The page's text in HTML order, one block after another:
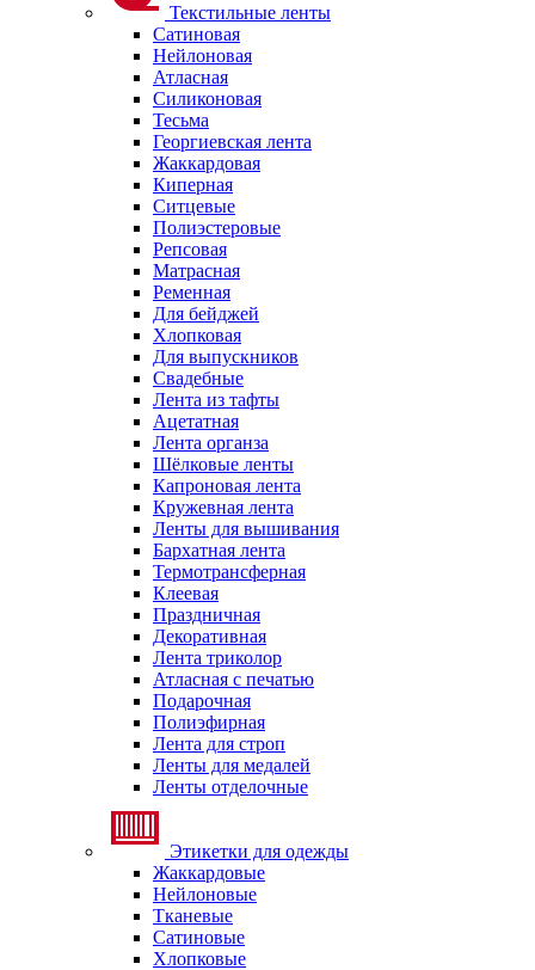
Текстильные ленты
Сатиновая
Нейлоновая
Атласная
Силиконовая
Тесьма
Георгиевская лента
Жаккардовая
Киперная
Ситцевые
Полиэстеровые
Репсовая
Матрасная
Ременная
Для бейджей
Хлопковая
Для выпускников
Свадебные
Лента из тафты
Ацетатная
Лента органза
Шёлковые ленты
Капроновая лента
Кружевная лента
Ленты для вышивания
Бархатная лента
Термотрансферная
Клеевая
Праздничная
Декоративная
Лента триколор
Атласная с печатью
Подарочная
Полиэфирная
Лента для строп
Ленты для медалей
Ленты отделочные
Этикетки для одежды
Жаккардовые
Нейлоновые
Тканевые
Сатиновые
Хлопковые